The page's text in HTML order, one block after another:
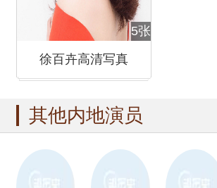
5张
徐百卉高清写真
其他内地演员